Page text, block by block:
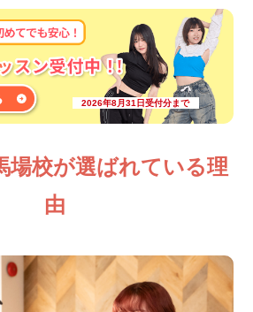
2026年8月31日受付分まで
場校が選ばれている理
由